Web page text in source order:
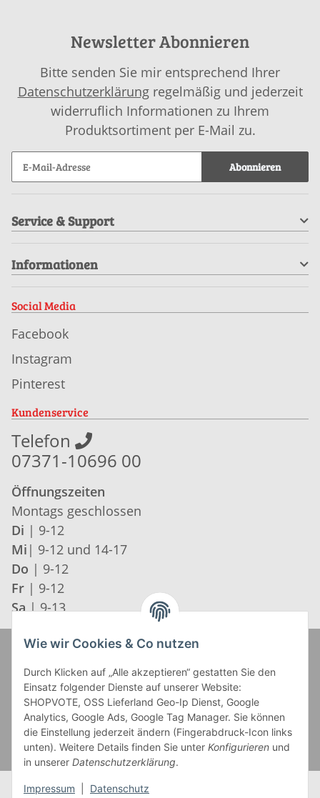
Newsletter Abonnieren
Bitte senden Sie mir entsprechend Ihrer
Datenschutzerklärungregelmäßig und jederzeit
widerruflich Informationen zu Ihrem
Produktsortiment per E-Mail zu.
Abonnieren
Service & Support
Informationen
Social Media
Facebook
Instagram
Pinterest
Kundenservice
Telefon
07371-10696 00
Öffnungszeiten
Montags geschlossen
Di | 9-12
Mi | 9-12 und 14-17
Do | 9-12
Fr | 9-12
Sa | 9-13
Wie wir Cookies & Co nutzen
Durch Klicken auf „Alle akzeptieren“ gestatten Sie den
Einsatz folgender Dienste auf unserer Website:
SHOPVOTE, OSS Lieferland Geo-Ip Dienst, Google
Analytics, Google Ads, Google Tag Manager. Sie können
die Einstellung jederzeit ändern (Fingerabdruck-Icon links
unten). Weitere Details finden Sie unter Konfigurieren und
in unserer Datenschutzerklärung.
Impressum Datenschutz